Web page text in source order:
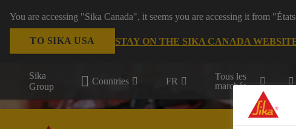
You are accessing "Sika Canada", it seems you are accessing it from
TO SIKA USA STAY ON THE SIKA CANADA
Sika
Group
Countries FR
Tous les
marchés